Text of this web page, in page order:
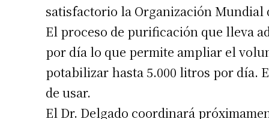
satisfactorio la Organización Mundial
El proceso de purificación que lleva
por día lo que permite ampliar el
potabilizar hasta 5.000 litros por día.
de usar.
El Dr. Delgado coordinará